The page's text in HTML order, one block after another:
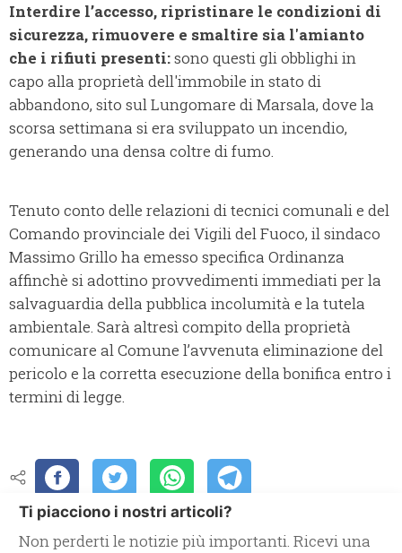
Interdire l’accesso, ripristinare le condizioni di
sicurezza, rimuovere e smaltire sia l'amianto
che i rifiuti presenti:sono questi gli obblighi in
capo alla proprietà dell'immobile in stato di
abbandono, sito sul Lungomare di Marsala, dove la
scorsa settimana si era sviluppato un incendio,
generando una densa coltre di fumo.
Tenuto conto delle relazioni di tecnici comunali e del
Comando provinciale dei Vigili del Fuoco, il sindaco
Massimo Grillo ha emesso specifica Ordinanza
affinchè si adottino provvedimenti immediati per la
salvaguardia della pubblica incolumità e la tutela
ambientale. Sarà altresì compito della proprietà
comunicare al Comune l’avvenuta eliminazione del
pericolo e la corretta esecuzione della bonifica entro i
termini di legge.
Ti piacciono i nostri articoli?
Non perderti le notizie più importanti. Ricevi una